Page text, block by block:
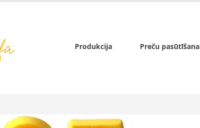
Produkcija Preču pasūtīšana